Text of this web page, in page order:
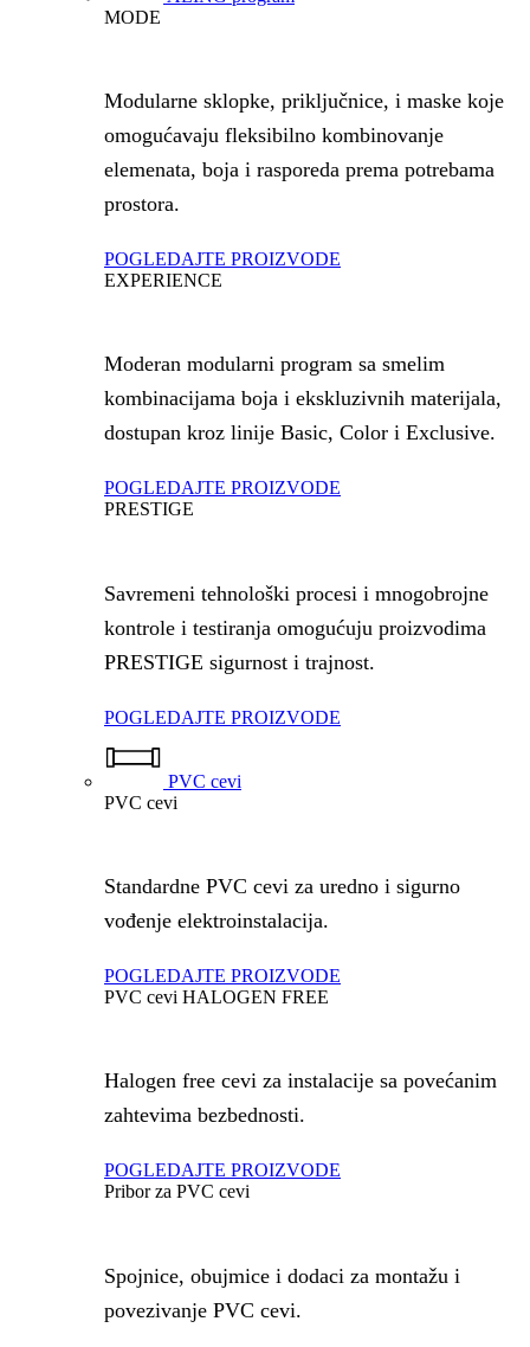
MODE
Modularne sklopke, priključnice, i maske koje
omogućavaju fleksibilno kombinovanje
elemenata, boja i rasporeda prema potrebama
prostora.
POGLEDAJTE PROIZVODE
EXPERIENCE
Moderan modularni program sa smelim
kombinacijama boja i ekskluzivnih materijala,
dostupan kroz linije Basic, Color i Exclusive.
POGLEDAJTE PROIZVODE
PRESTIGE
Savremeni tehnološki procesi i mnogobrojne
kontrole i testiranja omogućuju proizvodima
PRESTIGE sigurnost i trajnost.
POGLEDAJTE PROIZVODE
PVC cevi
PVC cevi
Standardne PVC cevi za uredno i sigurno
vođenje elektroinstalacija.
POGLEDAJTE PROIZVODE
PVC cevi HALOGEN FREE
Halogen free cevi za instalacije sa povećanim
zahtevima bezbednosti.
POGLEDAJTE PROIZVODE
Pribor za PVC cevi
Spojnice, obujmice i dodaci za montažu i
povezivanje PVC cevi.